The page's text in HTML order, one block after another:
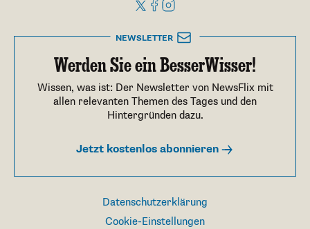
NEWSLETTER
Werden Sie ein BesserWisser!
Wissen, was ist: Der Newsletter von NewsFlix mit
allen relevanten Themen des Tages und den
Hintergründen dazu.
Jetzt kostenlos abonnieren
Datenschutzerklärung
Cookie-Einstellungen